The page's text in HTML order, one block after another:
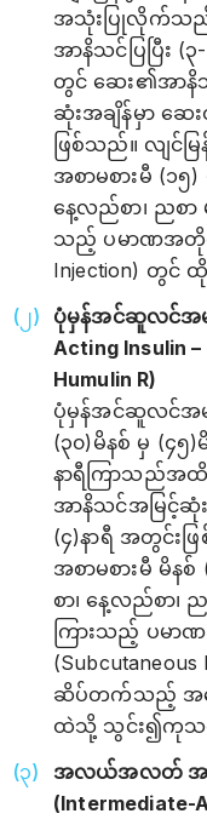
အသုံးပြုလိုက်သည်
အာနိသင်ပြပြီး
တွင် ဆေး၏အာနိ
ဆုံးအချိန်မှာ ဆေး
ဖြစ်သည်။ လျင်
အစာမစားမီ (၁၅
နေ့လည်စာ၊ ညစာ
သည့် ပမာဏအတိုင်း
Injection) တွင်
ပုံမှန်အင်ဆူလင်အမျို
Acting Insulin –
Humulin R)
ပုံမှန်အင်ဆူလင်အ
(၃၀)မိနစ် မှ (၄၅)
နာရီကြာသည်အ
အာနိသင်အမြင့်ဆုံး
(၄)နာရီ အတွင်း
အစာမစားမီ မိန
စာ၊ နေ့လည်စာ၊
ကြားသည့် ပမာ
ဆိပ်တက်သည့် အရေ
ထဲသို့ သွင်း၍ကု
အလယ်အလတ် အာ
(Intermediate-